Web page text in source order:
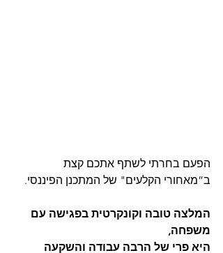
הפעם בחרתי לשתף אתכם קצת
ב”מאחורי הקלעים" של המתכנן הפיננסי.
המלצה טובה וקונקרטית בפגישה עם
משפחה,
היא פרי של הרבה עבודה והשקעה